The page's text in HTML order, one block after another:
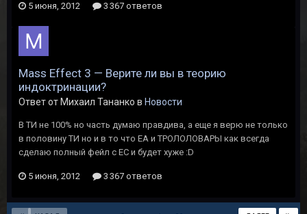
5 июня, 2012 3 367 ответов
Mass Effect 3 — Верите ли вы в теорию
индоктринации?
Ответ от Михаил Тананко в Новости
В ТИ не 100% но часть думаю правдива, а еще я верю не только
в половину ТИ но и в то что ЕА и ТРОЛОЛОВАРЫ как всегда
сделаю полный фейл с ЕС и будет хуже :D
5 июня, 2012 3 367 ответов